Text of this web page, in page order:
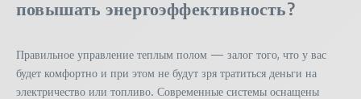
повышать энергоэффективность?
Правильное управление теплым полом — залог того, что у вас
будет комфортно и при этом не будут зря тратиться деньги на
электричество или топливо. Современные системы оснащены